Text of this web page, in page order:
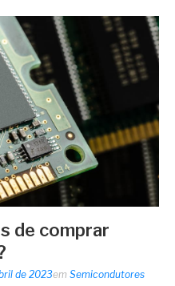
de comprar
de 2023em Semicondutores